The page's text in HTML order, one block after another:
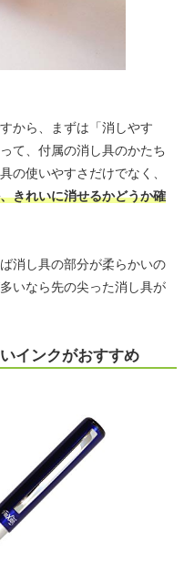
から、まずは「消しやす
て、付属の消し具のかたち
の使いやすさだけでなく、
きれいに消せるかどうか確
消し具の部分が柔らかいの
いなら先の尖った消し具が
インクがおすすめ